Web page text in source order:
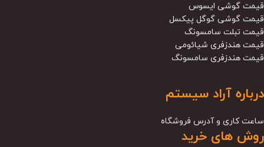
قیمت گوشی ایسوس
قیمت گوشی گوگل پیکسل
قیمت تبلت سامسونگ
قیمت هندزفری شیائومی
قیمت هندزفری سامسونگ
درباره آراد سیستم
ساعت کاری و آدرس فروشگاه
روش های خرید